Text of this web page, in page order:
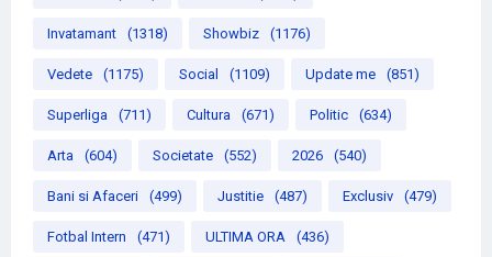
Invatamant (1318) Showbiz (1176)
Vedete (1175) Social (1109) Update me (851)
Superliga (711) Cultura (671) Politic (634)
Arta (604) Societate (552) 2026 (540)
Bani si Afaceri (499) Justitie (487) Exclusiv (479)
Fotbal Intern (471) ULTIMA ORA (436)